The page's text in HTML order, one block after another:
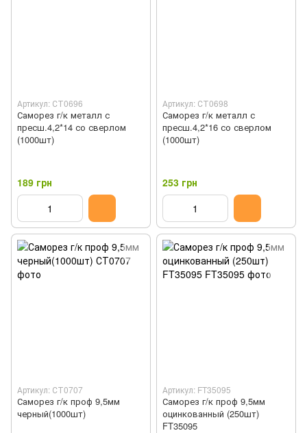
Артикул: СТ0696
Саморез г/к металл с
пресш.4,2*14 со сверлом
(1000шт)
189 грн
Артикул: СТ0698
Саморез г/к металл с
пресш.4,2*16 со сверлом
(1000шт)
253 грн
Артикул: СТ0707
Саморез г/к проф 9,5мм
черный(1000шт)
Артикул: FT35095
Саморез г/к проф 9,5мм
оцинкованный (250шт)
FT35095